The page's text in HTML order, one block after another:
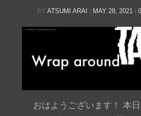
BYATSUMI ARAI MAY 28, 2021 |
おはようございます！ 本